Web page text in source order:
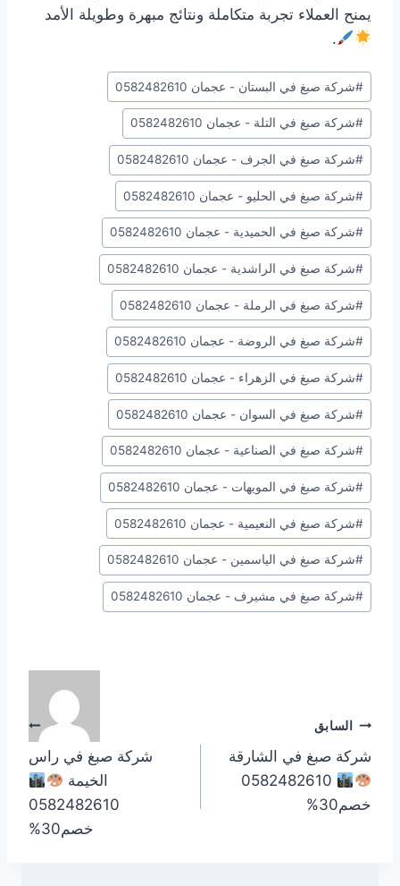
يمنح العملاء تجربة متكاملة ونتائج مبهرة وطويلة الأمد
.
وسوم
المقال:
#شركة صبغ في البستان - عجمان 0582482610
#شركة صبغ في التلة - عجمان 0582482610
#شركة صبغ في الجرف - عجمان 0582482610
#شركة صبغ في الحليو - عجمان 0582482610
#شركة صبغ في الحميدية - عجمان 0582482610
#شركة صبغ في الراشدية - عجمان 0582482610
#شركة صبغ في الرملة - عجمان 0582482610
#شركة صبغ في الروضة - عجمان 0582482610
#شركة صبغ في الزهراء - عجمان 0582482610
#شركة صبغ في السوان - عجمان 0582482610
#شركة صبغ في الصناعية - عجمان 0582482610
#شركة صبغ في المويهات - عجمان 0582482610
#شركة صبغ في النعيمية - عجمان 0582482610
#شركة صبغ في الياسمين - عجمان 0582482610
#شركة صبغ في مشيرف - عجمان 0582482610
تصفّح
المقالات
السابق
شركة صبغ في الشارقة
0582482610
خصم30%
التالي
شركة صبغ في راس
الخيمة
0582482610
خصم30%